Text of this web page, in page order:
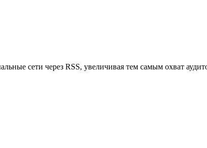
сети через RSS, увеличивая тем самым охват